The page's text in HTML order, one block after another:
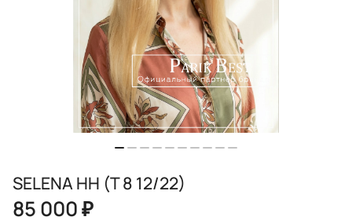
SELENA HH (T 8 12/22)
85 000 ₽